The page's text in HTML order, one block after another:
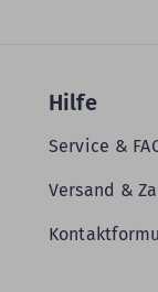
Hilfe
Service &
Versand &